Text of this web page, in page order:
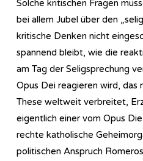
Solche kritischen Fragen
bei allem Jubel über den
kritische Denken nicht
spannend bleibt, wie die
am Tag der Seligsprechung
Opus Dei reagieren wird, das
These weltweit verbreitet,
eigentlich einer vom Opus
rechte katholische
politischen Anspruch